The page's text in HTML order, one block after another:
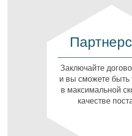
Заключайте
и вы сможете быть
в максимальной
качестве